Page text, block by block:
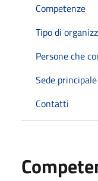
Competenze
Tipo di
Persone che
Sede principale
Contatti